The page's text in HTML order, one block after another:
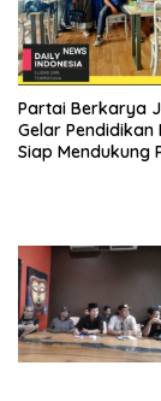
Partai Berkarya
Gelar Pendidikan
Siap Mendukung